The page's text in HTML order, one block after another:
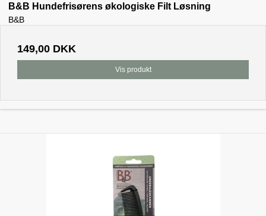
B&B Hundefrisørens økologiske Filt Løsning
B&B
149,00 DKK
Vis produkt